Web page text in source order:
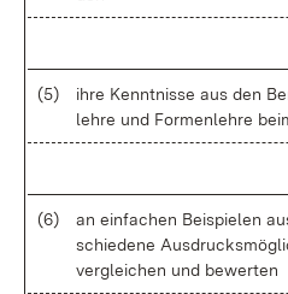
(5)
ih­re Kennt­nis­se aus den
leh­re und For­men­leh­re
(6)
an ein­fa­chen Bei­spie­len
schie­de­ne
ver­glei­chen und be­wer­ten